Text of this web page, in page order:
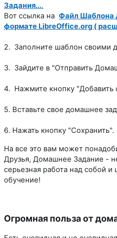
Задания....
Вот ссылка на Файл Шаблона
формате LibreOffice.org (
2. Заполните шаблон своими
3. Зайдите в "Отправить
4. Нажмите кнопку "Добавить
5. Вставьте свое домашнее
6. Нажать кнопку "Сохранить".
На все это вам может
Друзья, Домашнее Задание -
серьезная работа над собой и
обучение!
Огромная польза от